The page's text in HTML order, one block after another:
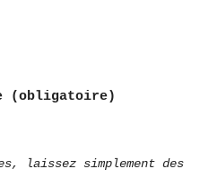
(obligatoire)
laissez simplement des